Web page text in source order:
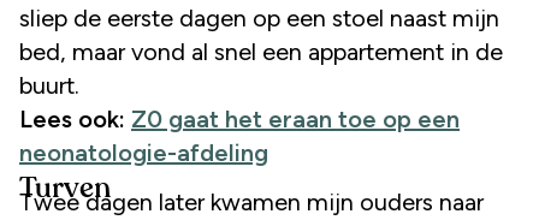
sliep de eerste dagen op een stoel naast mijn
bed, maar vond al snel een appartement in de
buurt.
Lees ook: Z0 gaat het eraan toe op een
neonatologie-afdeling
Turven
Twee dagen later kwamen mijn ouders naar